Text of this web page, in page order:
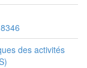
des activités